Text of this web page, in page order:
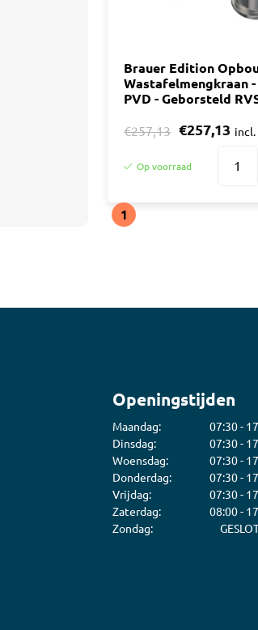
Brauer Edition
Wastafelmengkraan -
PVD - Geborsteld
€257,13 €257,13 incl.
Op voorraad
1
Openingstijden
Maandag:
07:30 -
Dinsdag:
07:30 -
Woensdag:
07:30 -
Donderdag:
07:30 -
Vrijdag:
07:30 -
Zaterdag:
08:00 -
Zondag: